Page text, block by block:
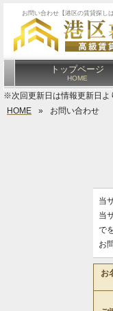
お問い合わせ【港区の賃貸探し
トップページ
HOME
※次回更新日は情報更新日よ
HOME
» お問い合わせ
当
当
で
お
お